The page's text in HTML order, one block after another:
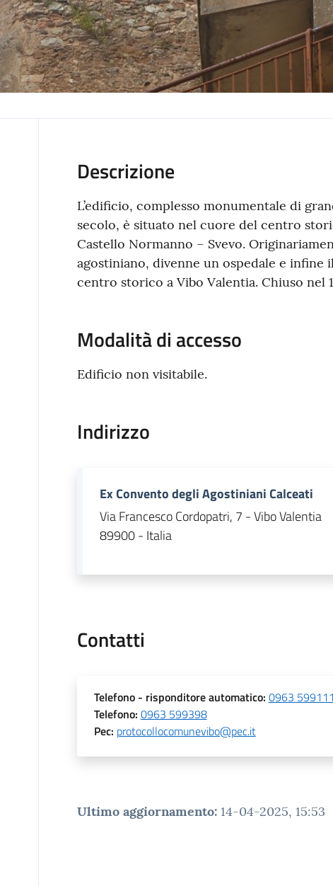
Descrizione
L’edificio, complesso monumentale di
secolo, è situato nel cuore del centro
Castello Normanno – Svevo.
agostiniano, divenne un ospedale e infine
centro storico a Vibo Valentia. Chiuso nel
Modalità di accesso
Edificio non visitabile.
Indirizzo
Ex Convento degli Agostiniani Calceati
Via Francesco Cordopatri, 7 - Vibo Valentia
89900 - Italia
Contatti
Telefono- risponditore automatico: 0963
Telefono: 0963 599398
Pec: protocollocomunevibo@pec.it
Ultimo aggiornamento: 14-04-2025, 15:53